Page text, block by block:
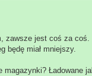
zawsze jest coś za coś.
będę miał mniejszy.
magazynki? Ładowane